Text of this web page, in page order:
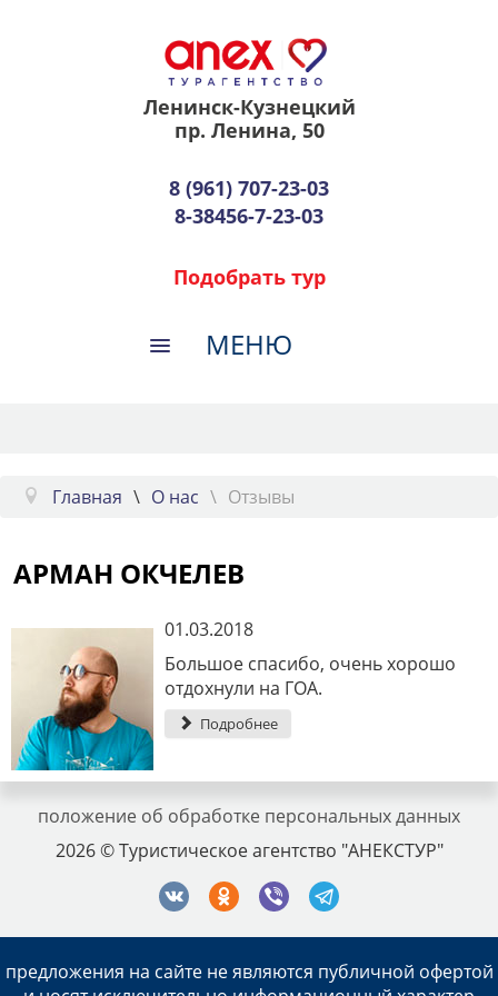
Ленинск-Кузнецкий
пр. Ленина, 50
8 (961) 707-23-03
8-38456-7-23-03
Подобрать тур
Главная О нас Отзывы
АРМАН ОКЧЕЛЕВ
01.03.2018
Большое спасибо, очень хорошо
отдохнули на ГОА.
Подробнее
положение об обработке персональных данных
2026 © Туристическое агентство "АНЕКСТУР"
предложения на сайте не являются публичной офертой